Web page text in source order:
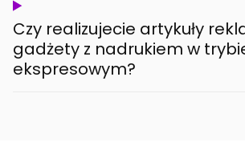
Czy realizujecie artykuły
gadżety z nadrukiem w
ekspresowym?